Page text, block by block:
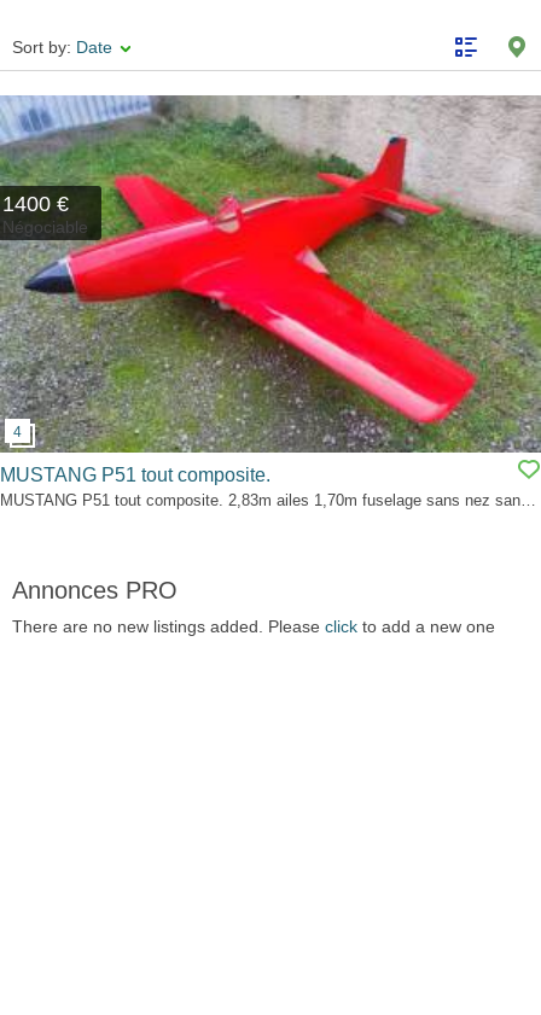
Sort by: Date
1400 €
Négociable
MUSTANG P51 tout composite.
Annonces PRO
There are no new listings added. Please click to add a new one